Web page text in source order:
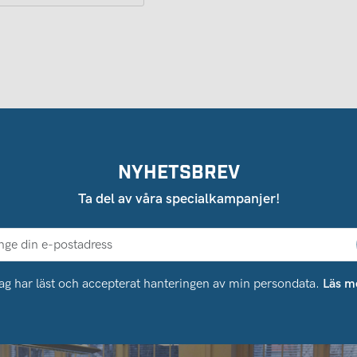
NYHETSBREV
Ta del av våra specialkampanjer!
har läst och accepterat hanteringen av min persondata. Läs